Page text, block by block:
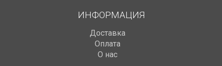
ИНФОРМАЦИЯ
Доставка
Оплата
О нас